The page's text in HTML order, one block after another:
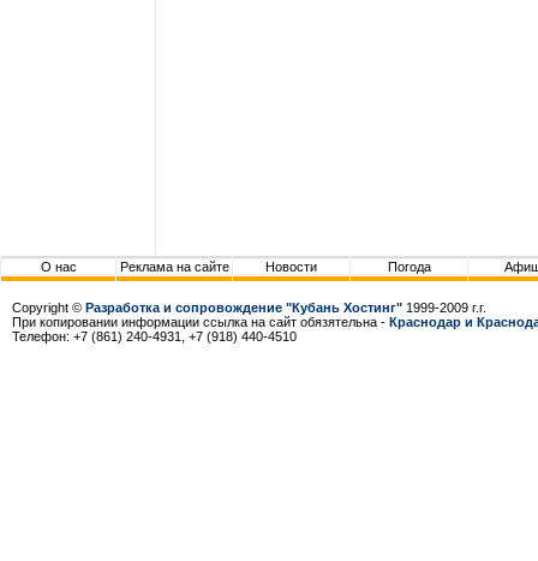
О нас Реклама на сайте Новости Погода
Copyright © Разработка и сопровождение "Кубань Хостинг" 1999-2009 г.г.
При копировании информации ссылка на сайт обязятельна - Краснодар и
Телефон: +7 (861) 240-4931, +7 (918) 440-4510